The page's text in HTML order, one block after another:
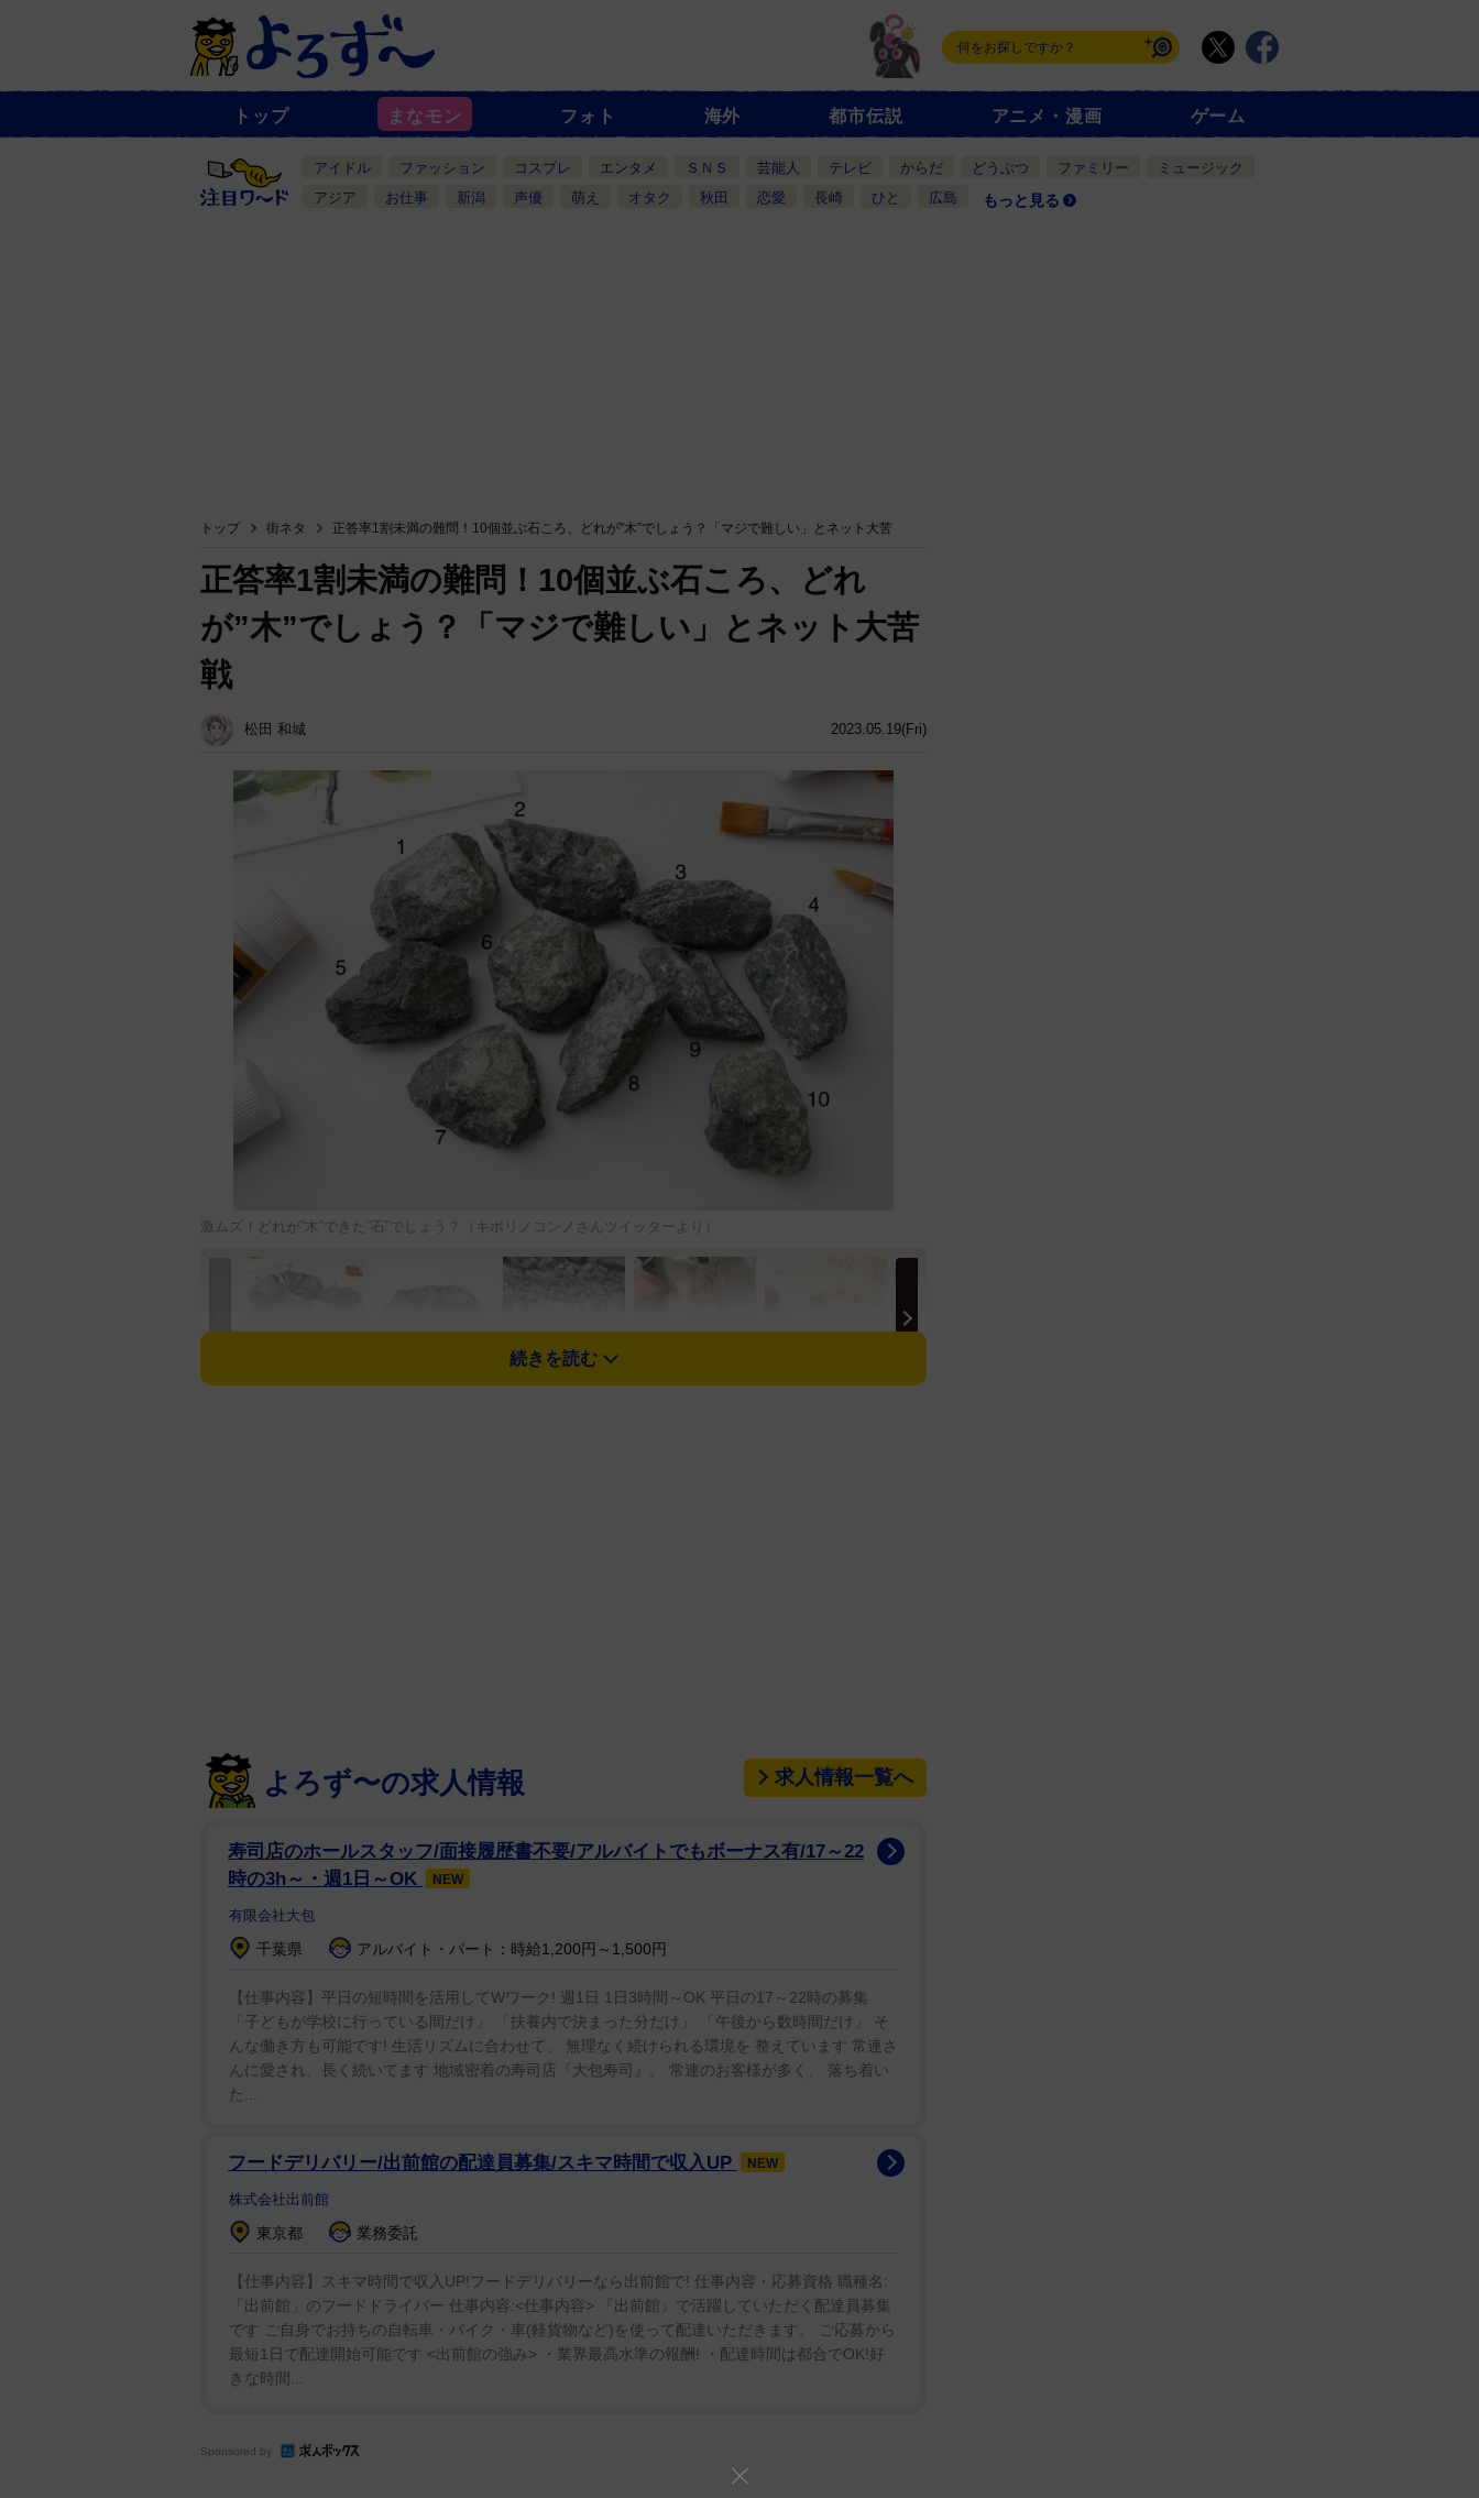
ュ
一
覧
トップ まなモン フォト 海外 都市伝説 アニメ・漫画 ゲーム
アイドル ファッション コスプレ エンタメ ＳＮＳ 芸能人 テレビ からだ どうぶつ ファミリー
ミュージック
アジア
お仕事 新潟 声優 萌え オタク 秋田 恋愛 長崎 ひと 広島 もっと見る
トップ 街ネタ 正答率1割未満の難問！10個並ぶ石ころ、どれが”木”でしょう？「マジで難しい」とネット大苦
2023.05.19(Fri)
正答率1割未満の難問！10個並ぶ石ころ、どれ
が”木”でしょう？「マジで難しい」とネット大苦
戦
松田 和城
激ムズ！どれが”木”できた”石”でしょう？（キボリノコンノさんツイッターより）
はさまざまな色が混ざって全体の色になるので、何度も試し書きをしながら着色をして
いきました」と製作を振り返った。
気になる正解は②番。回答発表までの約1日間で、523人から回答が寄せられ、正答
率は約9.8％だった。最も多かった回答は不正解の⑤番だった。キボリノコンノさんは
のかな？と少しうれしくなりました。石を置く位置や、写真に写っている絵の具の色な
どから木彫りの石を推理する方も現れて、みなさんの回答を見るのもとても楽しかった
です」と満足げに語った。 正解は
コチラ
続きを読む
よろず〜の求人情報 求人情報一覧へ
寿司店のホールスタッフ/面接履歴書不要/アルバイトでもボーナス有/17～22
時の3h～・週1日～OK
NEW
有限会社大包
千葉県 アルバイト・パート：時給1,200円～1,500円
【仕事内容】平日の短時間を活用してWワーク! 週1日 1日3時間～OK 平日の17～22時の募集
「子どもが学校に行っている間だけ」 「扶養内で決まった分だけ」 「午後から数時間だけ」 そ
んな働き方も可能です! 生活リズムに合わせて、 無理なく続けられる環境を 整えています 常連さ
んに愛され、長く続いてます 地域密着の寿司店『大包寿司』。 常連のお客様が多く、 落ち着い
た...
フードデリバリー/出前館の配達員募集/スキマ時間で収入UP NEW
株式会社出前館
東京都 業務委託
【仕事内容】スキマ時間で収入UP!フードデリバリーなら出前館で! 仕事内容・応募資格 職種名:
「出前館」のフードドライバー 仕事内容:<仕事内容> 『出前館』で活躍していただく配達員募集
です ご自身でお持ちの自転車・バイク・車(軽貨物など)を使って配達いただきます。 ご応募から
最短1日で配達開始可能です <出前館の強み> ・業界最高水準の報酬! ・配達時間は都合でOK!好
きな時間...
Sponsored by